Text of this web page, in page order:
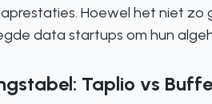
Hoewel het niet zo
data startups om hun
Taplio vs